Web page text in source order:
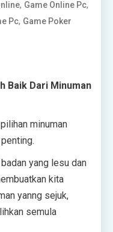
, Game Online Pc,
Pc, Game Poker
Baik Dari Minuman
minuman
yang lesu dan
kita
yanng sejuk,
semula